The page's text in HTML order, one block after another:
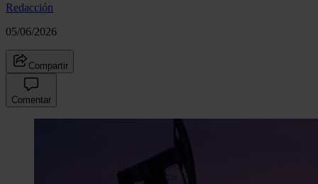
Redacción
05/06/2026
Compartir
Comentar